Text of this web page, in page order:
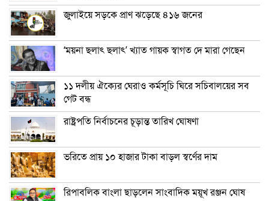
জুলাইয়ে সড়কে প্রাণ ঝড়েছে ৪১৬ জনের
‘ময়না ছলাৎ ছলাৎ’ খ্যাত গায়ক স্বাগত দে মারা গেছেন
১১ দলীয় ঐক্যের ঘেরাও কর্মসূচি ঘিরে সচিবালয়ের সব
গেট বন্ধ
রাষ্ট্রপতি নির্বাচনের চূড়ান্ত তারিখ ঘোষণা
ভরিতে প্রায় ১০ হাজার টাকা বাড়ল স্বর্ণের দাম
রিপাবলিক বাংলা ছাড়লেন সাংবাদিক ময়ূখ রঞ্জন ঘোষ